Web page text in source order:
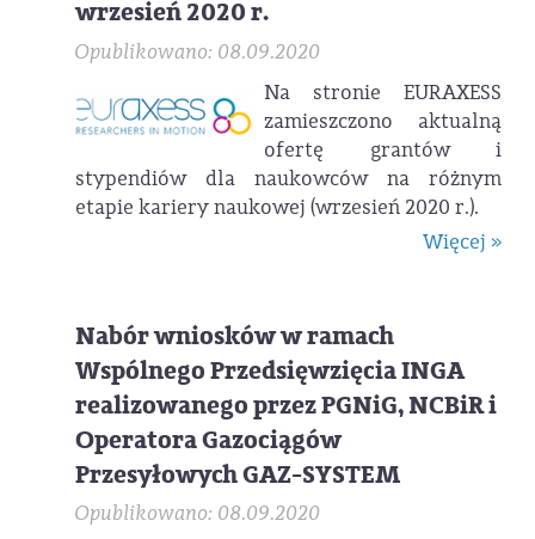
wrzesień 2020 r.
Opublikowano: 08.09.2020
Na stronie EURAXESS
zamieszczono aktualną
ofertę grantów i
stypendiów dla naukowców na różnym
etapie kariery naukowej (wrzesień 2020 r.).
Więcej »
Nabór wniosków w ramach
Wspólnego Przedsięwzięcia INGA
realizowanego przez PGNiG, NCBiR i
Operatora Gazociągów
Przesyłowych GAZ-SYSTEM
Opublikowano: 08.09.2020